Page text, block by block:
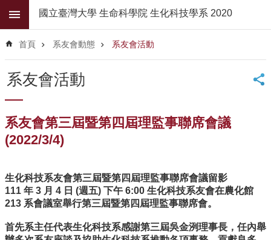
跳到主要內容區塊
階
尋
公
佈
欄
學
介
系
師
資
國立臺灣大學 生命科學院 生化科技學系 2020
首頁 系友會動態 系友會活動
系友會活動
系友會第三屆暨第四屆理監事聯席會議
(2022/3/4)
生化科技系友會第三屆暨第四屆理監事聯席會議留影
111 年 3 月 4 日 (週五) 下午 6:00 生化科技系友會在農化館
213 系會議室舉行第三屆暨第四屆理監事聯席會。
首先系主任代表生化科技系感謝第三屆吳金洌理事長，任內舉